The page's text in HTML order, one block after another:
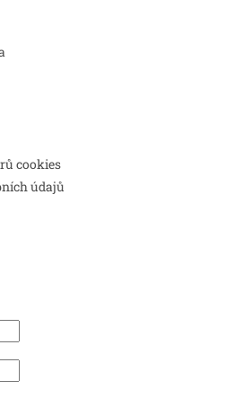
cookies
údajů